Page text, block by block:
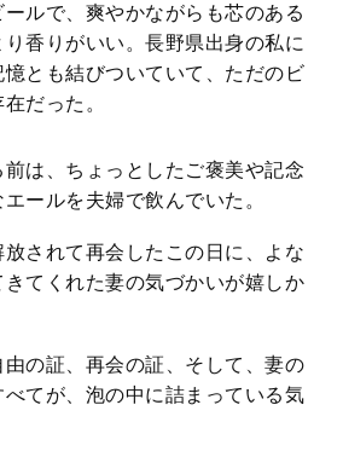
ルで、爽やかながらも芯のある
香りがいい。長野県出身の私に
とも結びついていて、ただのビ
だった。
は、ちょっとしたご褒美や記念
ールを夫婦で飲んでいた。
されて再会したこの日に、よな
てくれた妻の気づかいが嬉しか
の証、再会の証、そして、妻の
てが、泡の中に詰まっている気